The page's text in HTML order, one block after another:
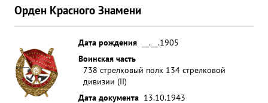
...»
Орден Красного Знамени
Дата рождения
__.__.1905
Воинская часть
738 стрелковый полк 134 стрелковой
дивизии (II)
Дата документа 13.10.1943